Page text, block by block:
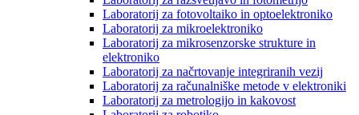
Laboratorij za fotovoltaiko in optoelektroniko
Laboratorij za mikroelektroniko
Laboratorij za mikrosenzorske strukture in
elektroniko
Laboratorij za načrtovanje integriranih vezij
Laboratorij za računalniške metode v elektroniki
Laboratorij za metrologijo in kakovost